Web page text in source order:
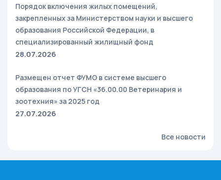
Порядок включения жилых помещений,
закрепленных за Министерством науки и высшего
образования Российской Федерации, в
специализированный жилищный фонд
28.07.2026
Размещен отчет ФУМО в системе высшего
образования по УГСН «36.00.00 Ветеринария и
зоотехния» за 2025 год
27.07.2026
Все новости